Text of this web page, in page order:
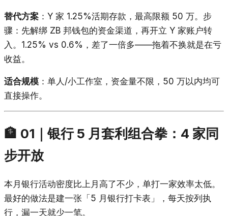
替代方案 ：Y 家 1.25%活期存款，最高限额 50 万。步
骤：先解绑 ZB 邦钱包的资金渠道，再开立 Y 家账户转
入。1.25% vs 0.6%，差了一倍多——拖着不换就是在亏
收益。
适合规模 ：单人/小工作室，资金量不限，50 万以内均可
直接操作。
🏦 01｜银行 5 月套利组合拳：4 家同
步开放
本月银行活动密度比上月高了不少，单打一家效率太低。
最好的做法是建一张「5 月银行打卡表」，每天按列执
行，漏一天就少一笔。